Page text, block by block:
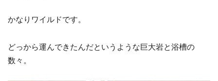
かなりワイルドです。
どっから運んできたんだというような巨大岩と浴槽の
数々。